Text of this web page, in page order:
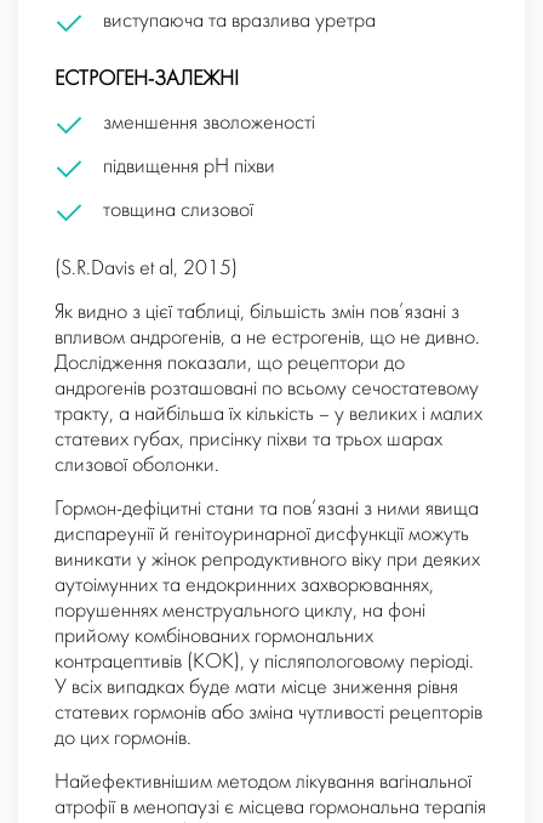
виступаюча та вразлива уретра
ЕСТРОГЕН-ЗАЛЕЖНІ
зменшення зволоженості
підвищення рН піхви
товщина слизової
(S.R.Davis et al, 2015)
Як видно з цієї таблиці, більшість змін пов’язані з
впливом андрогенів, а не естрогенів, що не дивно.
Дослідження показали, що рецептори до
андрогенів розташовані по всьому сечостатевому
тракту, а найбільша їх кількість – у великих і малих
статевих губах, присінку піхви та трьох шарах
слизової оболонки.
Гормон-дефіцитні стани та пов’язані з ними явища
диспареунії й генітоуринарної дисфункції можуть
виникати у жінок репродуктивного віку при деяких
аутоімунних та ендокринних захворюваннях,
порушеннях менструального циклу, на фоні
прийому комбінованих гормональних
контрацептивів (КОК), у післяпологовому періоді.
У всіх випадках буде мати місце зниження рівня
статевих гормонів або зміна чутливості рецепторів
до цих гормонів.
Найефективнішим методом лікування вагінальної
атрофії в менопаузі є місцева гормональна терапія